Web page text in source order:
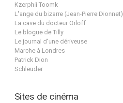
Kzerphii Toomk
L'ange du bizarre (Jean-Pierre Dionnet)
La cave du docteur Orloff
Le blogue de Tilly
Le journal d'une dériveuse
Marche à Londres
Patrick Dion
Schleuder
Sites de cinéma